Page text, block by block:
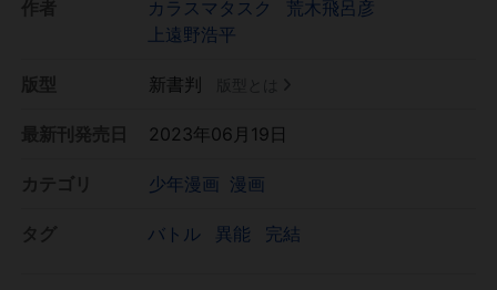
カラスマタスク
荒木飛呂彦
上遠野浩平
新書判
2023年06月19日
少年漫画 漫画
バトル 異能 完結